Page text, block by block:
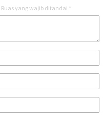
Ruas yang wajib ditandai *